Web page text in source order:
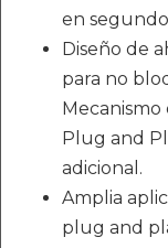
en
Diseño de
para no
Plug and
adicional.
Amplia
plug and